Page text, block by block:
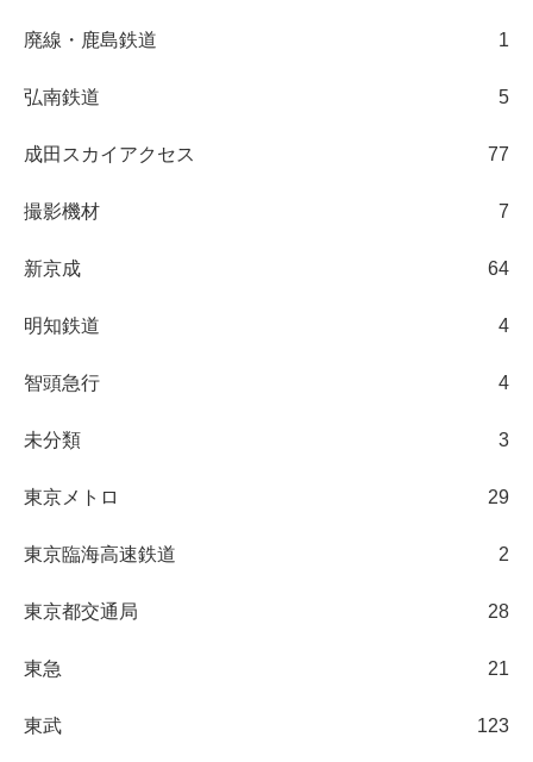
廃線・鹿島鉄道 1
弘南鉄道 5
成田スカイアクセス 77
撮影機材 7
新京成 64
明知鉄道 4
智頭急行 4
未分類 3
東京メトロ 29
東京臨海高速鉄道 2
東京都交通局 28
東急 21
東武 123